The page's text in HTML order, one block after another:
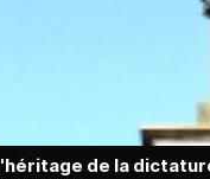
de la